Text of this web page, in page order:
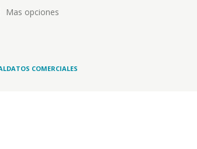
Mas opciones
DATOS COMERCIALES